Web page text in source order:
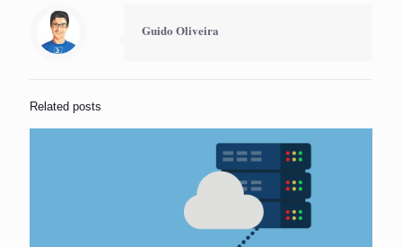
Guido Oliveira
Related posts